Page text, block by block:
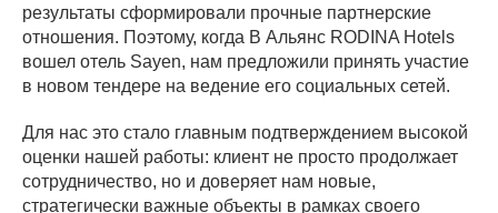
результаты сформировали прочные партнерские
отношения. Поэтому, когда В Альянс RODINA Hotels
вошел отель Sayen, нам предложили принять участие
в новом тендере на ведение его социальных сетей.
Для нас это стало главным подтверждением высокой
оценки нашей работы: клиент не просто продолжает
сотрудничество, но и доверяет нам новые,
стратегически важные объекты в рамках своего